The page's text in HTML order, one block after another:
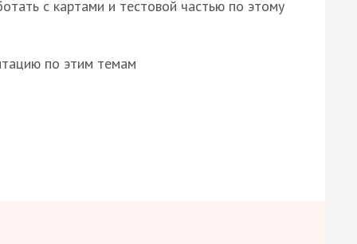
с картами и тестовой частью по этому
по этим темам